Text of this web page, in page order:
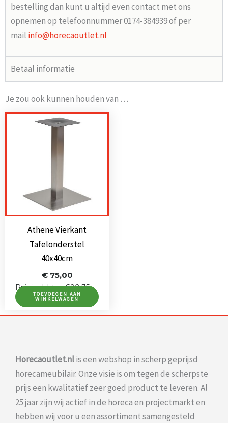
bestelling dan kunt u altijd even contact met ons
opnemen op telefoonnummer 0174-384939 of per
mail info@horecaoutlet.nl
Betaal informatie
Je zou ook kunnen houden van …
Athene Vierkant
Tafelonderstel
40x40cm
€75,00
Prijs incl. btw: €90,75
TOEVOEGEN AAN
WINKELWAGEN
Horecaoutlet.nlis een webshop in scherp geprijsd
horecameubilair. Onze visie is om tegen de scherpste
prijs een kwalitatief zeer goed product te leveren. Al
25 jaar zijn wij actief in de horeca en projectmarkt en
hebben wij voor u een assortiment samengesteld